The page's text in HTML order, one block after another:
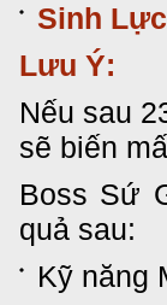
Sinh
Lưu Ý:
Nếu sau
sẽ biến
Boss Sứ
quả sau:
Kỹ năng